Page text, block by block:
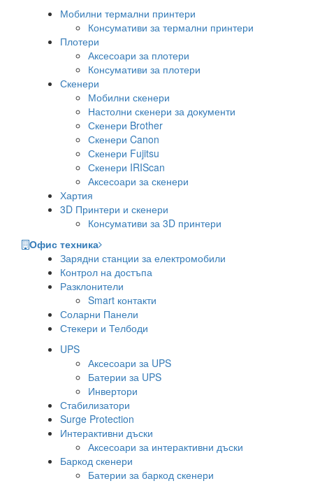
Мобилни термални принтери
Консумативи за термални принтери
Плотери
Аксесоари за плотери
Консумативи за плотери
Скенери
Мобилни скенери
Настолни скенери за документи
Скенери Brother
Скенери Canon
Скенери Fujitsu
Скенери IRIScan
Аксесоари за скенери
Хартия
3D Принтери и скенери
Консумативи за 3D принтери
Офис техника
Зарядни станции за електромобили
Контрол на достъпа
Разклонители
Smart контакти
Соларни Панели
Стекери и Телбоди
UPS
Аксесоари за UPS
Батерии за UPS
Инвертори
Стабилизатори
Surge Protection
Интерактивни дъски
Аксесоари за интерактивни дъски
Баркод скенери
Батерии за баркод скенери